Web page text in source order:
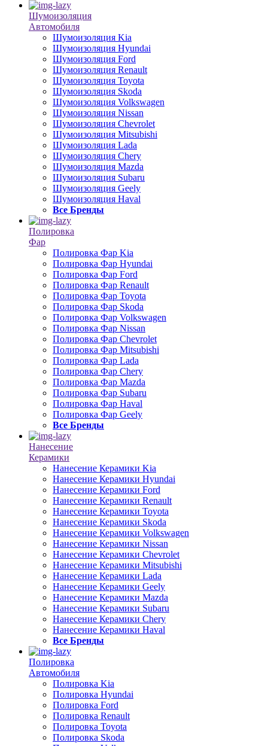
Шумоизоляция
Автомобиля
Шумоизоляция Kia
Шумоизоляция Hyundai
Шумоизоляция Ford
Шумоизоляция Renault
Шумоизоляция Toyota
Шумоизоляция Skoda
Шумоизоляция Volkswagen
Шумоизоляция Nissan
Шумоизоляция Chevrolet
Шумоизоляция Mitsubishi
Шумоизоляция Lada
Шумоизоляция Chery
Шумоизоляция Mazda
Шумоизоляция Subaru
Шумоизоляция Geely
Шумоизоляция Haval
Все Бренды
Полировка
Фар
Полировка Фар Kia
Полировка Фар Hyundai
Полировка Фар Ford
Полировка Фар Renault
Полировка Фар Toyota
Полировка Фар Skoda
Полировка Фар Volkswagen
Полировка Фар Nissan
Полировка Фар Chevrolet
Полировка Фар Mitsubishi
Полировка Фар Lada
Полировка Фар Chery
Полировка Фар Mazda
Полировка Фар Subaru
Полировка Фар Haval
Полировка Фар Geely
Все Бренды
Нанесение
Керамики
Нанесение Керамики Kia
Нанесение Керамики Hyundai
Нанесение Керамики Ford
Нанесение Керамики Renault
Нанесение Керамики Toyota
Нанесение Керамики Skoda
Нанесение Керамики Volkswagen
Нанесение Керамики Nissan
Нанесение Керамики Chevrolet
Нанесение Керамики Mitsubishi
Нанесение Керамики Lada
Нанесение Керамики Geely
Нанесение Керамики Mazda
Нанесение Керамики Subaru
Нанесение Керамики Chery
Нанесение Керамики Haval
Все Бренды
Полировка
Автомобиля
Полировка Kia
Полировка Hyundai
Полировка Ford
Полировка Renault
Полировка Toyota
Полировка Skoda